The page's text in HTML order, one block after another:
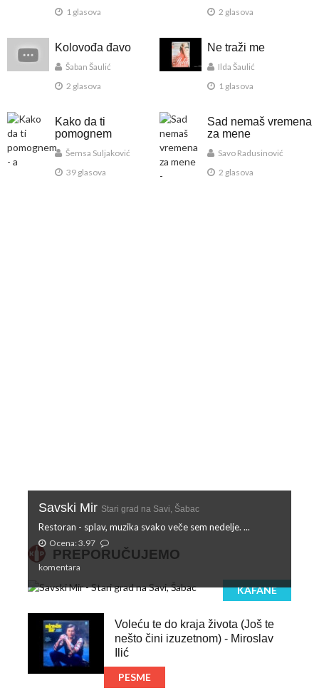
1 glasova 2 glasova
Kolovođa đavo
Šaban Šaulić
2 glasova
Ne traži me
Ilda Šaulić
1 glasova
Kako da ti
pomognem
Šemsa Suljaković
39 glasova
Sad nemaš vremena
za mene
Savo Radusinović
2 glasova
PREPORUČUJEMO
KAFANE
Savski Mir Stari grad na Savi, Šabac
Restoran - splav, muzika svako veče sem nedelje. ...
Ocena: 3.97
komentara
Voleću te do kraja života (Još te
nešto čini izuzetnom) - Miroslav
Ilić
PESME